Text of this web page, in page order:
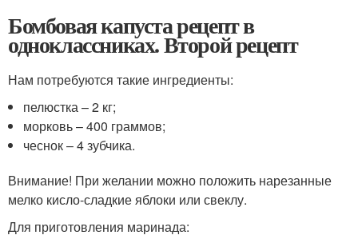
Бомбовая капуста рецепт в
одноклассниках. Второй рецепт
Нам потребуются такие ингредиенты:
пелюстка – 2 кг;
морковь – 400 граммов;
чеснок – 4 зубчика.
Внимание! При желании можно положить нарезанные
мелко кисло-сладкие яблоки или свеклу.
Для приготовления маринада: